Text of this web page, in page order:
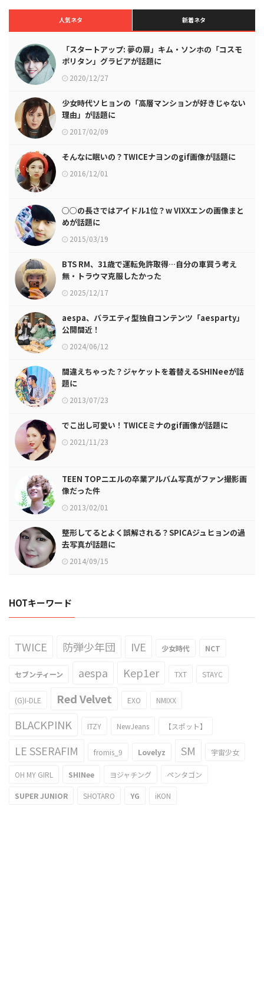
人気ネタ 新着ネタ
「スタートアップ: 夢の扉」キム・ソンホの「コスモ
ポリタン」グラビアが話題に
2020/12/27
少女時代ソヒョンの「高層マンションが好きじゃない
理由」が話題に
2017/02/09
そんなに眠いの？TWICEナヨンのgif画像が話題に
2016/12/01
○○の長さではアイドル1位？w VIXXエンの画像まと
めが話題に
2015/03/19
BTS RM、31歳で運転免許取得…自分の車買う考え
無・トラウマ克服したかった
2025/12/17
aespa、バラエティ型独自コンテンツ「aesparty」
公開間近！
2024/06/12
間違えちゃった？ジャケットを着替えるSHINeeが話
題に
2013/07/23
でこ出し可愛い！TWICEミナのgif画像が話題に
2021/11/23
TEEN TOPニエルの卒業アルバム写真がファン撮影画
像だった件
2013/02/01
整形してるとよく誤解される？SPICAジュヒョンの過
去写真が話題に
2014/09/15
HOTキーワード
TWICE 防弾少年団 IVE 少女時代 NCT
セブンティーン aespa Kep1er TXT STAYC
(G)I-DLE Red Velvet EXO NMIXX
BLACKPINK ITZY NewJeans 【スポット】
LE SSERAFIM fromis_9 Lovelyz SM 宇宙少女
OH MY GIRL SHINee ヨジャチング ペンタゴン
SUPER JUNIOR SHOTARO YG iKON